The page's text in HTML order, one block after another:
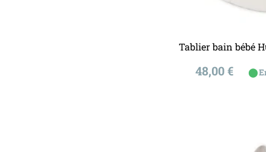
Tablier bain bébé
Prix
48,00 € ⬤